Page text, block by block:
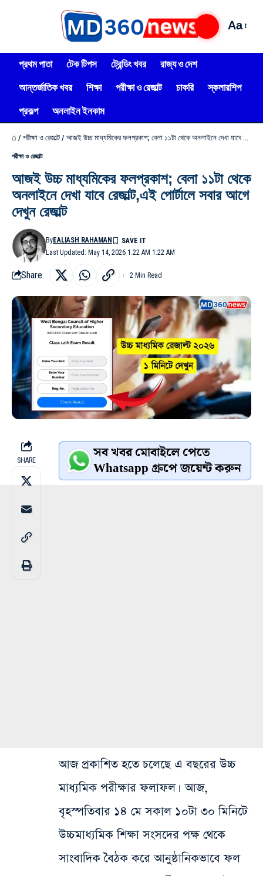
Aa
প্রথম পাতা টেক টিপস ট্রেন্ডিং খবর
রাজ্য ও দেশ
আন্তর্জাতিক খবর
শিক্ষা পরীক্ষা ও রেজাল্ট চাকরি
স্কলারশিপ
প্রকল্প
অনলাইন ইনকাম
⌂ / পরীক্ষা ও রেজাল্ট / আজই উচ্চ মাধ্যমিকের ফলপ্রকাশ; বেলা ১১টা থেকে অনলাইনে দেখা যাবে রেজাল্ট,এই পোর্টালে সবার আগে দেখুন রেজাল্ট
পরীক্ষা ও রেজাল্ট
আজই উচ্চ মাধ্যমিকের ফলপ্রকাশ; বেলা ১১টা থেকে
অনলাইনে দেখা যাবে রেজাল্ট,এই পোর্টালে সবার আগে
দেখুন রেজাল্ট
Last Updated: May 14, 2026 1:22 AM 1:22 AM
ByEALIASH RAHAMAN
Share 2 Min Read
SHARE সব খবর মোবাইলে পেতে
Whatsapp গ্রুপে জয়েন্ট করুন
আজ প্রকাশিত হতে চলেছে এ বছরের উচ্চ
মাধ্যমিক পরীক্ষার ফলাফল। আজ,
বৃহস্পতিবার ১৪ মে সকাল ১০টা ৩০ মিনিটে
উচ্চমাধ্যমিক শিক্ষা সংসদের পক্ষ থেকে
সাংবাদিক বৈঠক করে আনুষ্ঠানিকভাবে ফল